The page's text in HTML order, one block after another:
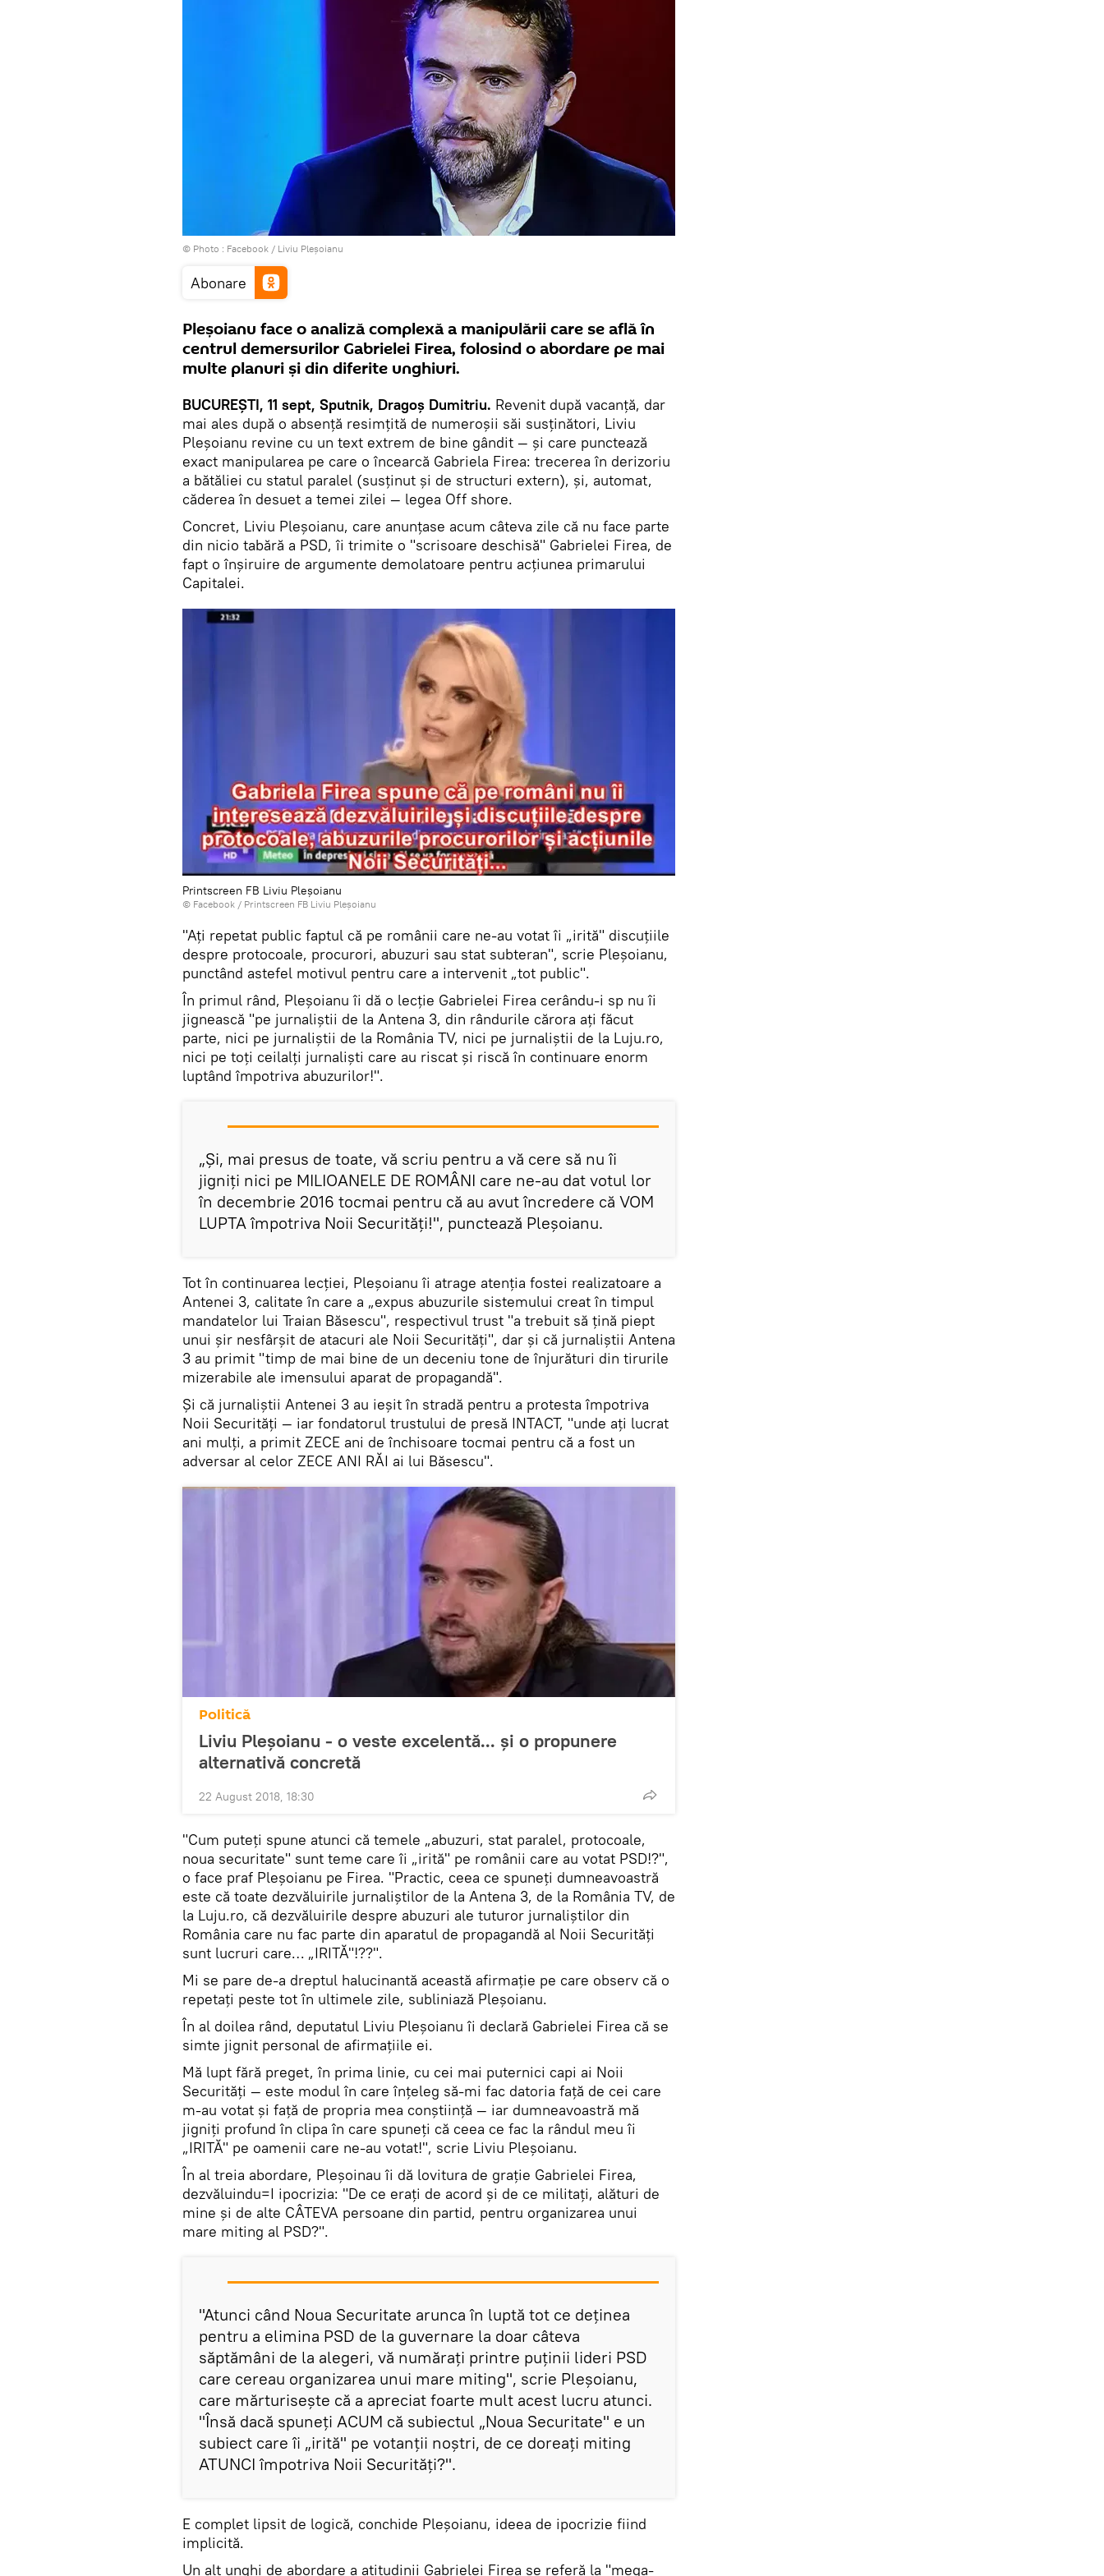
© Photo : Facebook / Liviu Pleșoianu
Abonare
Pleșoianu face o analiză complexă a manipulării care se află în
centrul demersurilor Gabrielei Firea, folosind o abordare pe mai
multe planuri și din diferite unghiuri.
BUCUREȘTI, 11 sept, Sputnik, Dragoș Dumitriu. Revenit după vacanță, dar
mai ales după o absență resimțită de numeroșii săi susținători, Liviu
Pleșoianu revine cu un text extrem de bine gândit — și care punctează
exact manipularea pe care o încearcă Gabriela Firea: trecerea în derizoriu
a bătăliei cu statul paralel (susținut și de structuri extern), și, automat,
căderea în desuet a temei zilei — legea Off shore.
Concret, Liviu Pleșoianu, care anunțase acum câteva zile că nu face parte
din nicio tabără a PSD, îi trimite o "scrisoare deschisă" Gabrielei Firea, de
fapt o înșiruire de argumente demolatoare pentru acțiunea primarului
Capitalei.
Printscreen FB Liviu Pleșoianu
© Facebook / Printscreen FB Liviu Pleșoianu
"Ați repetat public faptul că pe românii care ne-au votat îi „irită" discuțiile
despre protocoale, procurori, abuzuri sau stat subteran", scrie Pleșoianu,
punctând astefel motivul pentru care a intervenit „tot public".
În primul rând, Pleșoianu îi dă o lecție Gabrielei Firea cerându-i sp nu îi
jignească "pe jurnaliștii de la Antena 3, din rândurile cărora ați făcut
parte, nici pe jurnaliștii de la România TV, nici pe jurnaliștii de la Luju.ro,
nici pe toți ceilalți jurnaliști care au riscat și riscă în continuare enorm
luptând împotriva abuzurilor!".
„Și, mai presus de toate, vă scriu pentru a vă cere să nu îi
jigniți nici pe MILIOANELE DE ROMÂNI care ne-au dat votul lor
în decembrie 2016 tocmai pentru că au avut încredere că VOM
LUPTA împotriva Noii Securități!", punctează Pleșoianu.
Tot în continuarea lecției, Pleșoianu îi atrage atenția fostei realizatoare a
Antenei 3, calitate în care a „expus abuzurile sistemului creat în timpul
mandatelor lui Traian Băsescu", respectivul trust "a trebuit să țină piept
unui șir nesfârșit de atacuri ale Noii Securități", dar și că jurnaliștii Antena
3 au primit "timp de mai bine de un deceniu tone de înjurături din tirurile
mizerabile ale imensului aparat de propagandă".
Și că jurnaliștii Antenei 3 au ieșit în stradă pentru a protesta împotriva
Noii Securități — iar fondatorul trustului de presă INTACT, "unde ați lucrat
ani mulți, a primit ZECE ani de închisoare tocmai pentru că a fost un
adversar al celor ZECE ANI RĂI ai lui Băsescu".
Politică
Liviu Pleșoianu - o veste excelentă... și o propunere
alternativă concretă
22 August 2018, 18:30
"Cum puteți spune atunci că temele „abuzuri, stat paralel, protocoale,
noua securitate" sunt teme care îi „irită" pe românii care au votat PSD!?",
o face praf Pleșoianu pe Firea. "Practic, ceea ce spuneți dumneavoastră
este că toate dezvăluirile jurnaliștilor de la Antena 3, de la România TV, de
la Luju.ro, că dezvăluirile despre abuzuri ale tuturor jurnaliștilor din
România care nu fac parte din aparatul de propagandă al Noii Securități
sunt lucruri care… „IRITĂ"!??".
Mi se pare de-a dreptul halucinantă această afirmație pe care observ că o
repetați peste tot în ultimele zile, subliniază Pleșoianu.
În al doilea rând, deputatul Liviu Pleșoianu îi declară Gabrielei Firea că se
simte jignit personal de afirmațiile ei.
Mă lupt fără preget, în prima linie, cu cei mai puternici capi ai Noii
Securități — este modul în care înțeleg să-mi fac datoria față de cei care
m-au votat și față de propria mea conștiință — iar dumneavoastră mă
jigniți profund în clipa în care spuneți că ceea ce fac la rândul meu îi
„IRITĂ" pe oamenii care ne-au votat!", scrie Liviu Pleșoianu.
În al treia abordare, Pleșoinau îi dă lovitura de grație Gabrielei Firea,
dezvăluindu=I ipocrizia: "De ce erați de acord și de ce militați, alături de
mine și de alte CÂTEVA persoane din partid, pentru organizarea unui
mare miting al PSD?".
"Atunci când Noua Securitate arunca în luptă tot ce deținea
pentru a elimina PSD de la guvernare la doar câteva
săptămâni de la alegeri, vă numărați printre puținii lideri PSD
care cereau organizarea unui mare miting", scrie Pleșoianu,
care mărturisește că a apreciat foarte mult acest lucru atunci.
"Însă dacă spuneți ACUM că subiectul „Noua Securitate" e un
subiect care îi „irită" pe votanții noștri, de ce doreați miting
ATUNCI împotriva Noii Securități?".
E complet lipsit de logică, conchide Pleșoianu, ideea de ipocrizie fiind
implicită.
Un alt unghi de abordare a atitudinii Gabrielei Firea se referă la "mega-